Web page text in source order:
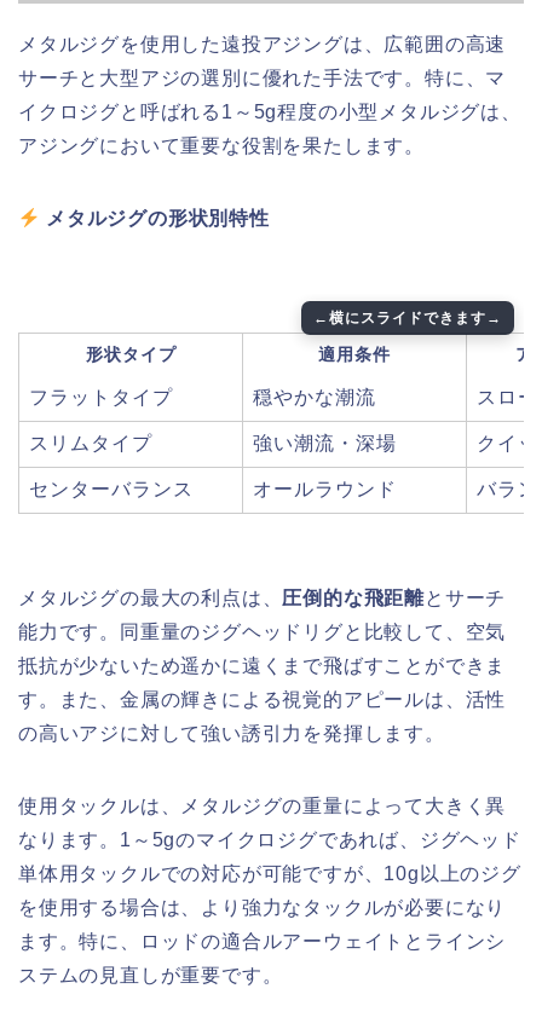
メタルジグを使用した遠投アジングは、広範囲の高速
サーチと大型アジの選別に優れた手法です。特に、マ
イクロジグと呼ばれる1～5g程度の小型メタルジグは、
アジングにおいて重要な役割を果たします。
メタルジグの形状別特性
形状タイプ 適用条件 ア
フラットタイプ 穏やかな潮流 スロ
スリムタイプ 強い潮流・深場 クイ
センターバランス オールラウンド バラ
メタルジグの最大の利点は、 圧倒的な飛距離とサーチ
能力です。同重量のジグヘッドリグと比較して、空気
抵抗が少ないため遥かに遠くまで飛ばすことができま
す。また、金属の輝きによる視覚的アピールは、活性
の高いアジに対して強い誘引力を発揮します。
使用タックルは、メタルジグの重量によって大きく異
なります。1～5gのマイクロジグであれば、ジグヘッド
単体用タックルでの対応が可能ですが、10g以上のジグ
を使用する場合は、より強力なタックルが必要になり
ます。特に、ロッドの適合ルアーウェイトとラインシ
ステムの見直しが重要です。